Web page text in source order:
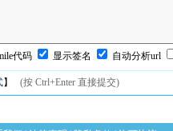
代码 显示签名 自动分析url
】 (按 Ctrl+Enter 直接提交)